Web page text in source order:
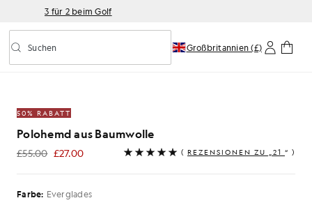
3 für 2 beim Golf
Vorausschauende Suche ein-/ausschalten
Suchen Großbritannien (£)
50% RABATT
Polohemd aus Baumwolle
£55.00 £27.00
£27.00 ( REZENSIONEN ZU „21 “ )
Farbe: Everglades